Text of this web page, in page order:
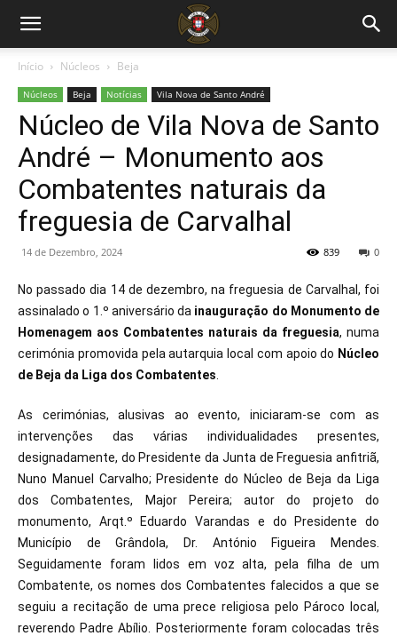
Início Núcleos Beja
Núcleos Beja Notícias Vila Nova de Santo André
Núcleo de Vila Nova de Santo
André – Monumento aos
Combatentes naturais da
freguesia de Carvalhal
14 de Dezembro, 2024 0
839
No passado dia 14 de dezembro, na freguesia de Carvalhal, foi
assinalado o 1.º aniversário da inauguração do Monumento de
Homenagem aos Combatentes naturais da freguesia, numa
cerimónia promovida pela autarquia local com apoio do Núcleo
de Beja da Liga dos Combatentes
As cerimónias, alusivas ao evento, iniciaram-se com as
intervenções das várias individualidades presentes,
designadamente, do Presidente da Junta de Freguesia anfitriã,
Nuno Manuel Carvalho; Presidente do Núcleo de Beja da Liga
dos Combatentes, Major Pereira; autor do projeto do
monumento, Arqt.º Eduardo Varandas e do Presidente do
Município de Grândola, Dr. António Figueira Mendes.
Seguidamente foram lidos em voz alta, pela filha de um
Combatente, os nomes dos Combatentes falecidos a que se
seguiu a recitação de uma prece religiosa pelo Pároco local,
reverendo Padre Abílio. Posteriormente foram colocadas três